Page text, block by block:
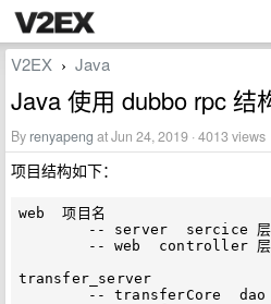
V2EX › Java
Java 使用 dubbo rpc 结
By renyapeng at Jun 24, 2019 · 4013 views
项目结构如下：
web  项目名
transfer_server